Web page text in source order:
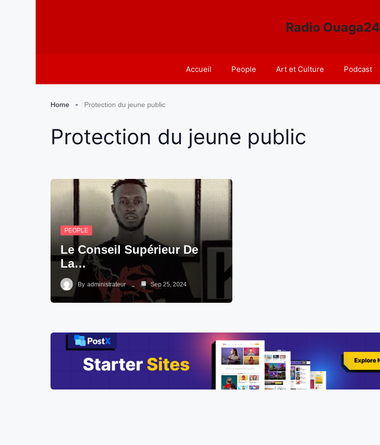
Radio Ouaga24
Accueil People Art et Culture Podcast
Home Protection du jeune public
Protection du jeune public
PEOPLE
Le Conseil Supérieur De
La…
By administrateur Sep 25, 2024